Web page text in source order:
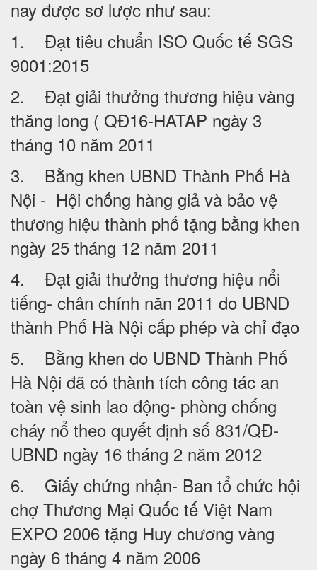
nay được sơ lược như sau:
1. Đạt tiêu chuẩn ISO Quốc tế SGS
9001:2015
2. Đạt giải thưởng thương hiệu vàng
thăng long ( QĐ16-HATAP ngày 3
tháng 10 năm 2011
3. Bằng khen UBND Thành Phố Hà
Nội - Hội chống hàng giả và bảo vệ
thương hiệu thành phố tặng bằng khen
ngày 25 tháng 12 năm 2011
4. Đạt giải thưởng thương hiệu nổi
tiếng- chân chính năn 2011 do UBND
thành Phố Hà Nội cấp phép và chỉ đạo
5. Bằng khen do UBND Thành Phố
Hà Nội đã có thành tích công tác an
toàn vệ sinh lao động- phòng chống
cháy nổ theo quyết định số 831/QĐ-
UBND ngày 16 tháng 2 năm 2012
6. Giấy chứng nhận- Ban tổ chức hội
chợ Thương Mại Quốc tế Việt Nam
EXPO 2006 tặng Huy chương vàng
ngày 6 tháng 4 năm 2006